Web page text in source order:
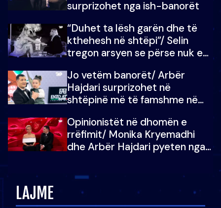
surprizohet nga ish-banorët
“Duhet ta lësh garën dhe të
kthehesh në shtëpi”/ Selin
tregon arsyen se përse nuk e
çoja luftën time deri në fund
Jo vetëm banorët/ Arbër
Hajdari surprizohet në
shtëpinë më të famshme në
vajzën e tij
Opinionistët në dhomën e
rrëfimit/ Monika Kryemadhi
dhe Arbër Hajdari pyeten nga
zëvendësonit njëri-tjetrin?
LAJME